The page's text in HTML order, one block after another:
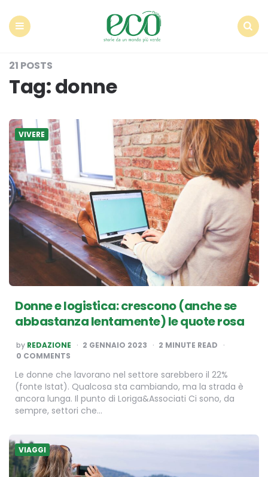
21 POSTS
Tag:donne
VIVERE
Donne e logistica: crescono (anche se
abbastanza lentamente) le quote rosa
POSTED
BY
by REDAZIONE 2 GENNAIO 2023 2 MINUTE READ
0 COMMENTS
Le donne che lavorano nel settore sarebbero il 22%
(fonte Istat). Qualcosa sta cambiando, ma la strada è
ancora lunga. Il punto di Loriga&Associati Ci sono, da
sempre, settori che…
VIAGGI